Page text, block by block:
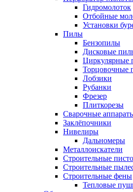
Гидромолоток
Отбойные
Установки
Пилы
Бензопилы
Дисковые
Циркулярные
Торцовочные
Лобзики
Рубанки
Фрезер
Плиткорезы
Сварочные
Заклёпочники
Нивелиры
Дальномеры
Металлоискатели
Строительные
Строительные
Строительные фены
Тепловые